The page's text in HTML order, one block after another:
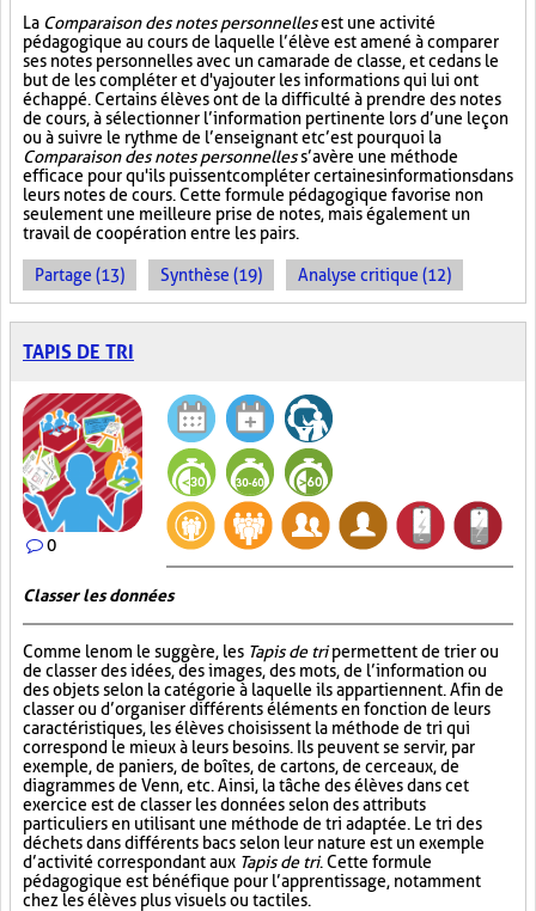
La Comparaison des notes personnellesest une activité
pédagogique au cours de laquelle l’élève est amené à comparer
ses notes personnelles avec un camarade de classe, et ce dans le
but de les compléter et d'y ajouter les informations qui lui ont
échappé. Certains élèves ont de la difficulté à prendre des notes
de cours, à sélectionner l’information pertinente lors d’une leçon
ou à suivre le rythme de l’enseignant et c’est pourquoi la
Comparaison des notes personnelless’avère une méthode
efficace pour qu'ils puissent compléter certaines informations dans
leurs notes de cours. Cette formule pédagogique favorise non
seulement une meilleure prise de notes, mais également un
travail de coopération entre les pairs.
Partage (13) Synthèse (19) Analyse critique (12)
TAPIS DE TRI
0
Classer les données
Comme le nom le suggère, les Tapis de tripermettent de trier ou
de classer des idées, des images, des mots, de l’information ou
des objets selon la catégorie à laquelle ils appartiennent. Afin de
classer ou d’organiser différents éléments en fonction de leurs
caractéristiques, les élèves choisissent la méthode de tri qui
correspond le mieux à leurs besoins. Ils peuvent se servir, par
exemple, de paniers, de boîtes, de cartons, de cerceaux, de
diagrammes de Venn, etc. Ainsi, la tâche des élèves dans cet
exercice est de classer les données selon des attributs
particuliers en utilisant une méthode de tri adaptée. Le tri des
déchets dans différents bacs selon leur nature est un exemple
d’activité correspondant aux Tapis de tri. Cette formule
pédagogique est bénéfique pour l’apprentissage, notamment
chez les élèves plus visuels ou tactiles.